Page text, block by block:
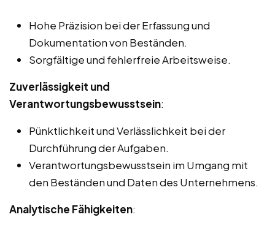
Hohe Präzision bei der Erfassung und
Dokumentation von Beständen.
Sorgfältige und fehlerfreie Arbeitsweise.
Zuverlässigkeit und
Verantwortungsbewusstsein:
Pünktlichkeit und Verlässlichkeit bei der
Durchführung der Aufgaben.
Verantwortungsbewusstsein im Umgang mit
den Beständen und Daten des Unternehmens.
Analytische Fähigkeiten: